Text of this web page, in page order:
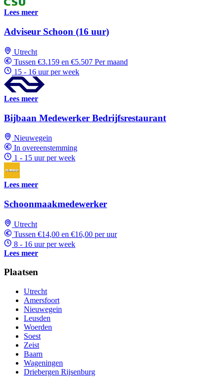
Lees meer
Adviseur Schoon (16 uur)
Utrecht
Tussen €3.159 en €5.507 Per maand
15 - 16 uur per week
Lees meer
Bijbaan Medewerker Bedrijfsrestaurant
Nieuwegein
In overeenstemming
1 - 15 uur per week
Lees meer
Schoonmaakmedewerker
Utrecht
Tussen €14,00 en €16,00 per uur
8 - 16 uur per week
Lees meer
Plaatsen
Utrecht
Amersfoort
Nieuwegein
Leusden
Woerden
Soest
Zeist
Baarn
Wageningen
Driebergen Rijsenburg